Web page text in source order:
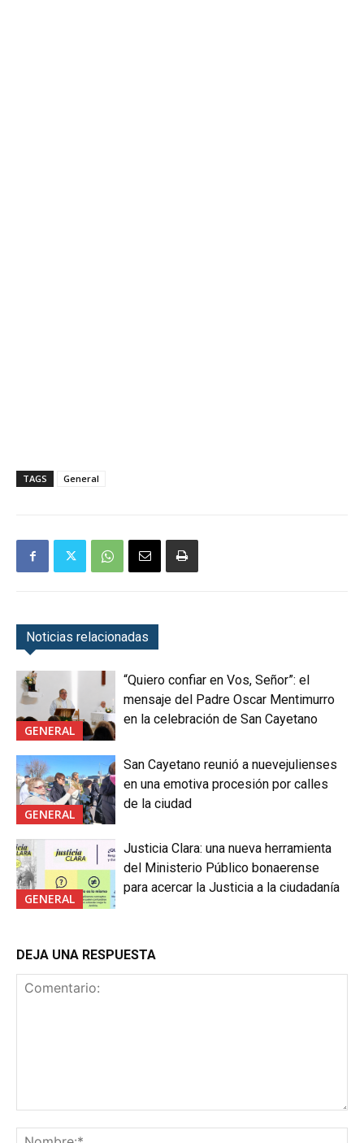
TAGS General
Noticias relacionadas
GENERAL
“Quiero confiar en Vos, Señor”: el
mensaje del Padre Oscar Mentimurro
en la celebración de San Cayetano
GENERAL
San Cayetano reunió a nuevejulienses
en una emotiva procesión por calles
de la ciudad
GENERAL
Justicia Clara: una nueva herramienta
del Ministerio Público bonaerense
para acercar la Justicia a la ciudadanía
DEJA UNA RESPUESTA